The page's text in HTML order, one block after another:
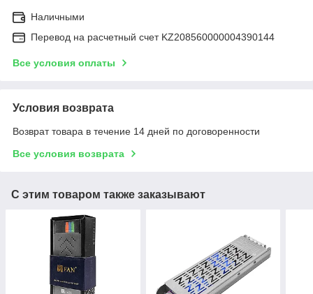
Наличными
Перевод на расчетный счет KZ208560000004390144
Все условия оплаты
Условия возврата
Возврат товара в течение 14 дней по договоренности
Все условия возврата
С этим товаром также заказывают